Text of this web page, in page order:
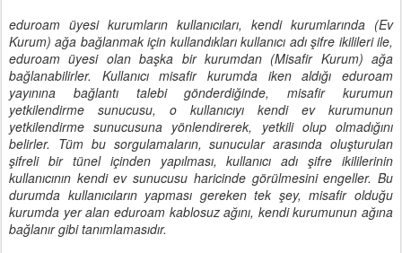
eduroam üyesi kurumların kullanıcıları, kendi kurumlarında (Ev
Kurum) ağa bağlanmak için kullandıkları kullanıcı adı şifre ikilileri ile,
eduroam üyesi olan başka bir kurumdan (Misafir Kurum) ağa
bağlanabilirler. Kullanıcı misafir kurumda iken aldığı eduroam
yayınına bağlantı talebi gönderdiğinde, misafir kurumun
yetkilendirme sunucusu, o kullanıcıyı kendi ev kurumunun
yetkilendirme sunucusuna yönlendirerek, yetkili olup olmadığını
belirler. Tüm bu sorgulamaların, sunucular arasında oluşturulan
şifreli bir tünel içinden yapılması, kullanıcı adı şifre ikililerinin
kullanıcının kendi ev sunucusu haricinde görülmesini engeller. Bu
durumda kullanıcıların yapması gereken tek şey, misafir olduğu
kurumda yer alan eduroam kablosuz ağını, kendi kurumunun ağına
bağlanır gibi tanımlamasıdır.